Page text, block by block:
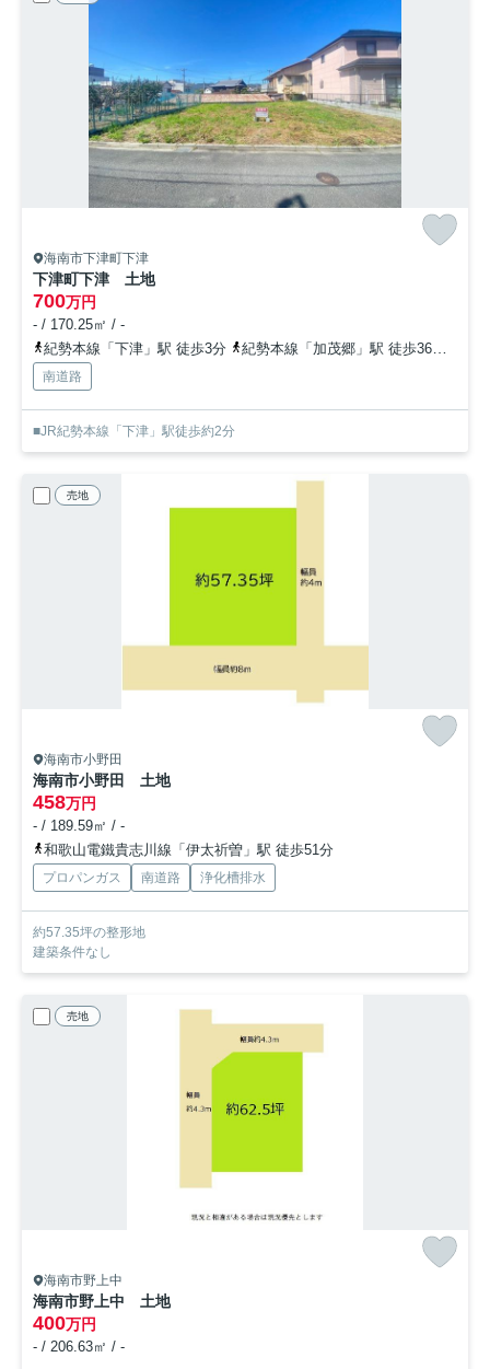
海南市下津町下津
下津町下津 土地
700万円
- / 170.25㎡ / -
紀勢本線「下津」駅 徒歩3分
紀勢本線「加茂郷」駅 徒歩36分
南道路
■JR紀勢本線「下津」駅徒歩約2分
売地
海南市小野田
海南市小野田 土地
458万円
- / 189.59㎡ / -
和歌山電鐵貴志川線「伊太祈曽」駅 徒歩51分
プロパンガス 南道路 浄化槽排水
約57.35坪の整形地
建築条件なし
売地
海南市野上中
海南市野上中 土地
400万円
- / 206.63㎡ / -